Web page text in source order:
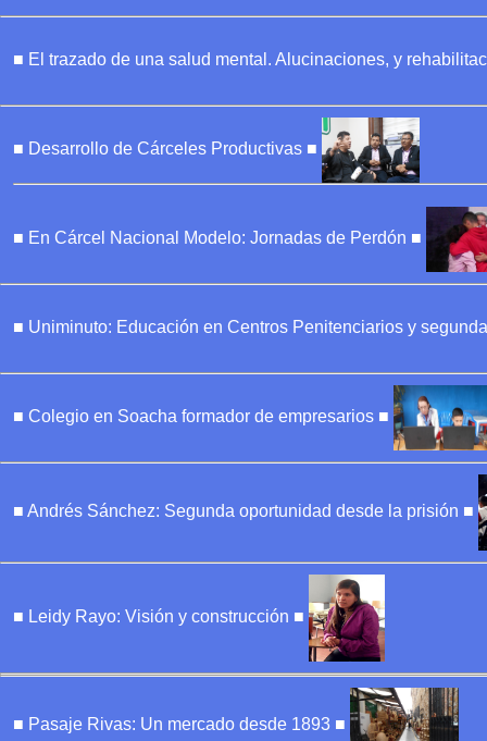
■ El trazado de una salud mental. Alucinaciones, y
■ Desarrollo de Cárceles Productivas ■
■ En Cárcel Nacional Modelo: Jornadas de Perdón ■
■ Uniminuto: Educación en Centros Penitenciarios y
■ Colegio en Soacha formador de empresarios ■
■ Andrés Sánchez: Segunda oportunidad desde la prisión ■
■ Leidy Rayo: Visión y construcción ■
■ Pasaje Rivas: Un mercado desde 1893 ■